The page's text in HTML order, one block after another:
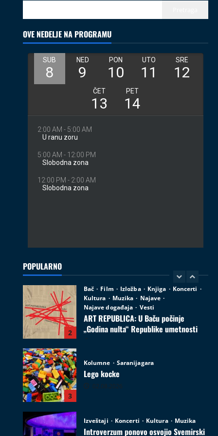
OVE NEDELJE NA PROGRAMU
POPULARNO
Izveštaji Koncerti Kultura Muzika
Introverzum ponovo osvojio Svemirski
muzej
28.07.2026
5
Društvo Vesti
Begej ponovo spaja ljude: Zrenjanin
pe Bega“
Turisti
05.08.2026
3
Kolumne Saranijagara
Lego kocke
02.08.2026
4
Introverzum ponovo osvojio Svemirski
muzej
Begej ponovo spaja ljude: Zrenjanin